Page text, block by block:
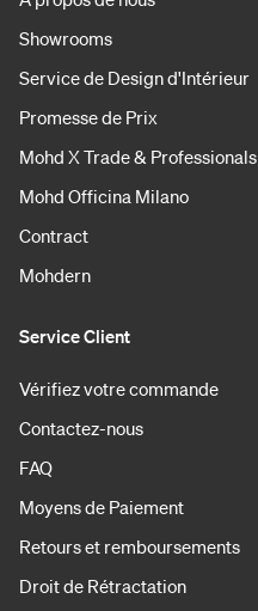
Showrooms
Service de Design d'Intérieur
Promesse de Prix
Mohd X Trade & Professionals
Mohd Officina Milano
Contract
Mohdern
Service Client
Vérifiez votre commande
Contactez-nous
FAQ
Moyens de Paiement
Retours et remboursements
Droit de Rétractation